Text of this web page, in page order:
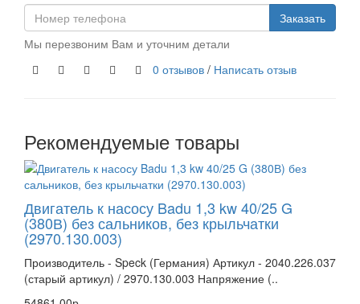
Заказать
Мы перезвоним Вам и уточним детали
0 отзывов / Написать отзыв
Рекомендуемые товары
Двигатель к насосу Badu 1,3 kw 40/25 G
(380В) без сальников, без крыльчатки
(2970.130.003)
Производитель - Speck (Германия) Артикул - 2040.226.037
(старый артикул) / 2970.130.003 Напряжение (..